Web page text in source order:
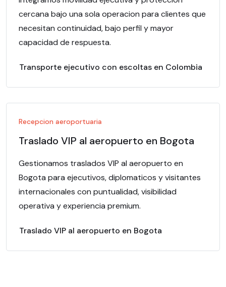
cercana bajo una sola operacion para clientes que
necesitan continuidad, bajo perfil y mayor
capacidad de respuesta.
Transporte ejecutivo con escoltas en Colombia
Recepcion aeroportuaria
Traslado VIP al aeropuerto en Bogota
Gestionamos traslados VIP al aeropuerto en
Bogota para ejecutivos, diplomaticos y visitantes
internacionales con puntualidad, visibilidad
operativa y experiencia premium.
Traslado VIP al aeropuerto en Bogota